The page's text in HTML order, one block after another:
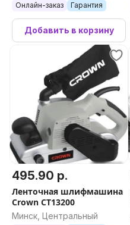
Онлайн-заказ Гарантия
Добавить в корзину
495.90 р.
Ленточная шлифмашина
Crown CT13200
Минск, Центральный